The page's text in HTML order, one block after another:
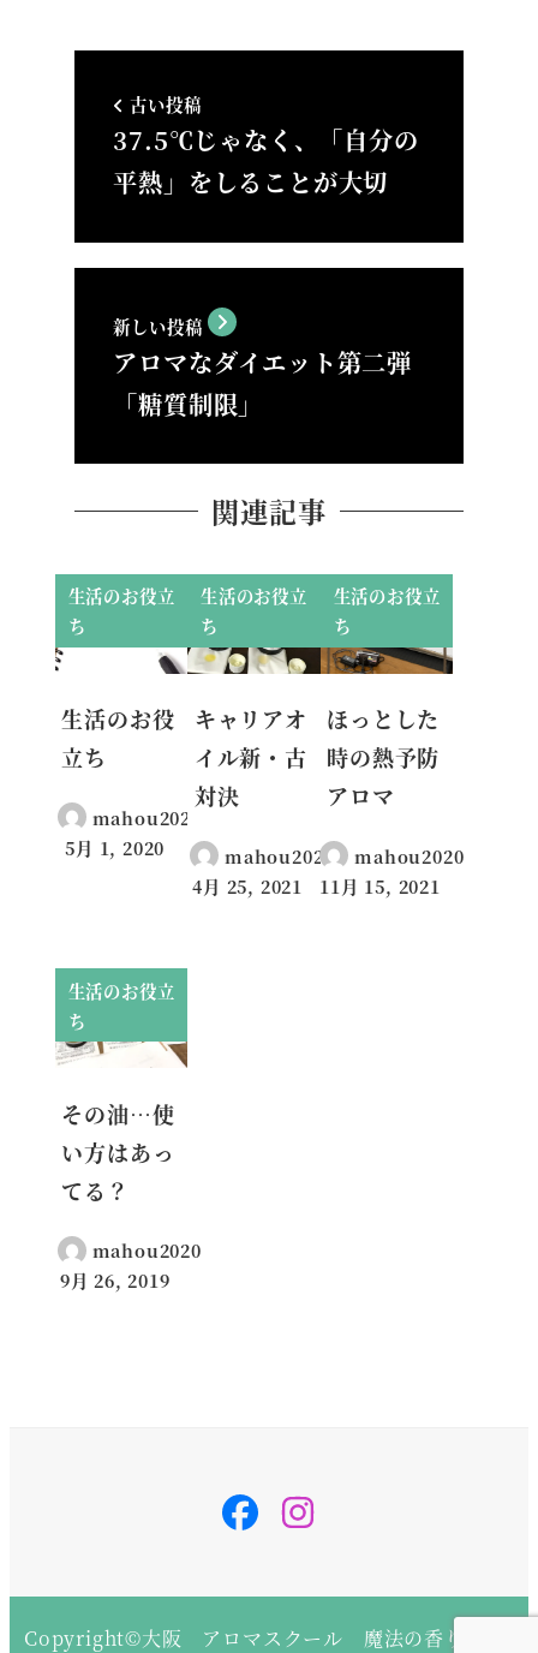
古い投稿
37.5℃じゃなく、「自分の
平熱」をしることが大切
新しい投稿
アロマなダイエット第二弾
「糖質制限」
関連記事
生活のお役立
ち
生活のお役
立ち
mahou2020
投稿日
5月 1, 2020
生活のお役立
ち
キャリアオ
イル新・古
対決
mahou2020
投稿日
4月 25, 2021
生活のお役立
ち
ほっとした
時の熱予防
アロマ
mahou2020
投稿日
11月 15, 2021
生活のお役立
ち
その油…使
い方はあっ
てる？
mahou2020
投稿日
9月 26, 2019
svg-
inline
–
14 14
Copyright©大阪 アロマスクール 魔法の香り All